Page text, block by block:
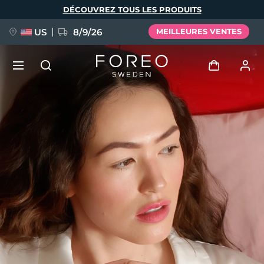
DÉCOUVREZ TOUS LES PRODUITS
US 8/9/26 MEILLEURES VENTES
Se connecter
Profil de l'utilisateur
Mes appareils
Mes commandes
Mes adresses
Mes abonnements
FAQ™ Pure Beauty-Tech Elixir
BREAKING NEWS
issa™ Teeth Whitening Set
Langue
English Deutsch
Español
Français
Português
Polski
Svenska
Русский
Türkçe
简体中文 繁體中文